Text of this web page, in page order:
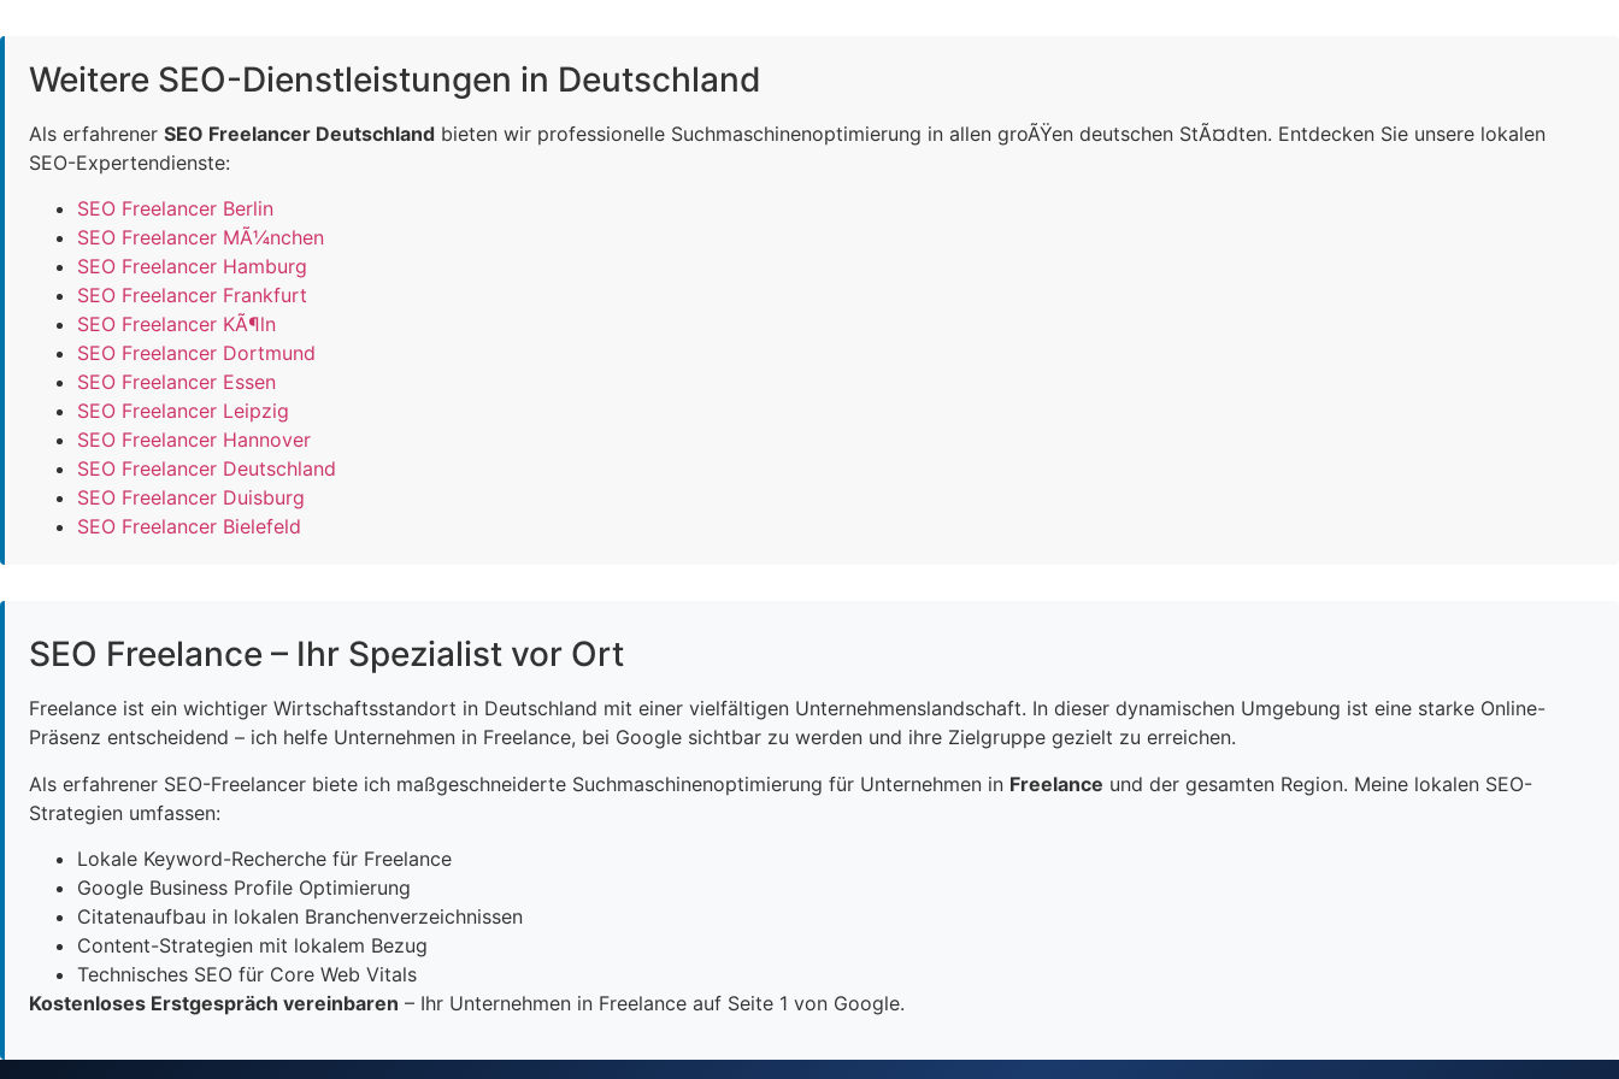
Weitere SEO-Dienstleistungen in Deutschland
Als erfahrener SEO Freelancer Deutschland bieten wir professionelle Suchmaschinenoptimierung in allen groÃŸen deutschen StÃ¤dten. Entdecken Sie unsere lokalen
SEO-Expertendienste:
SEO Freelancer Berlin
SEO Freelancer MÃ¼nchen
SEO Freelancer Hamburg
SEO Freelancer Frankfurt
SEO Freelancer KÃ¶ln
SEO Freelancer Dortmund
SEO Freelancer Essen
SEO Freelancer Leipzig
SEO Freelancer Hannover
SEO Freelancer Deutschland
SEO Freelancer Duisburg
SEO Freelancer Bielefeld
SEO Freelance – Ihr Spezialist vor Ort
Freelance ist ein wichtiger Wirtschaftsstandort in Deutschland mit einer vielfältigen Unternehmenslandschaft. In dieser dynamischen Umgebung ist eine starke Online-
Präsenz entscheidend – ich helfe Unternehmen in Freelance, bei Google sichtbar zu werden und ihre Zielgruppe gezielt zu erreichen.
Als erfahrener SEO-Freelancer biete ich maßgeschneiderte Suchmaschinenoptimierung für Unternehmen in Freelance und der gesamten Region. Meine lokalen SEO-
Strategien umfassen:
Lokale Keyword-Recherche für Freelance
Google Business Profile Optimierung
Citatenaufbau in lokalen Branchenverzeichnissen
Content-Strategien mit lokalem Bezug
Technisches SEO für Core Web Vitals
Kostenloses Erstgespräch vereinbaren – Ihr Unternehmen in Freelance auf Seite 1 von Google.